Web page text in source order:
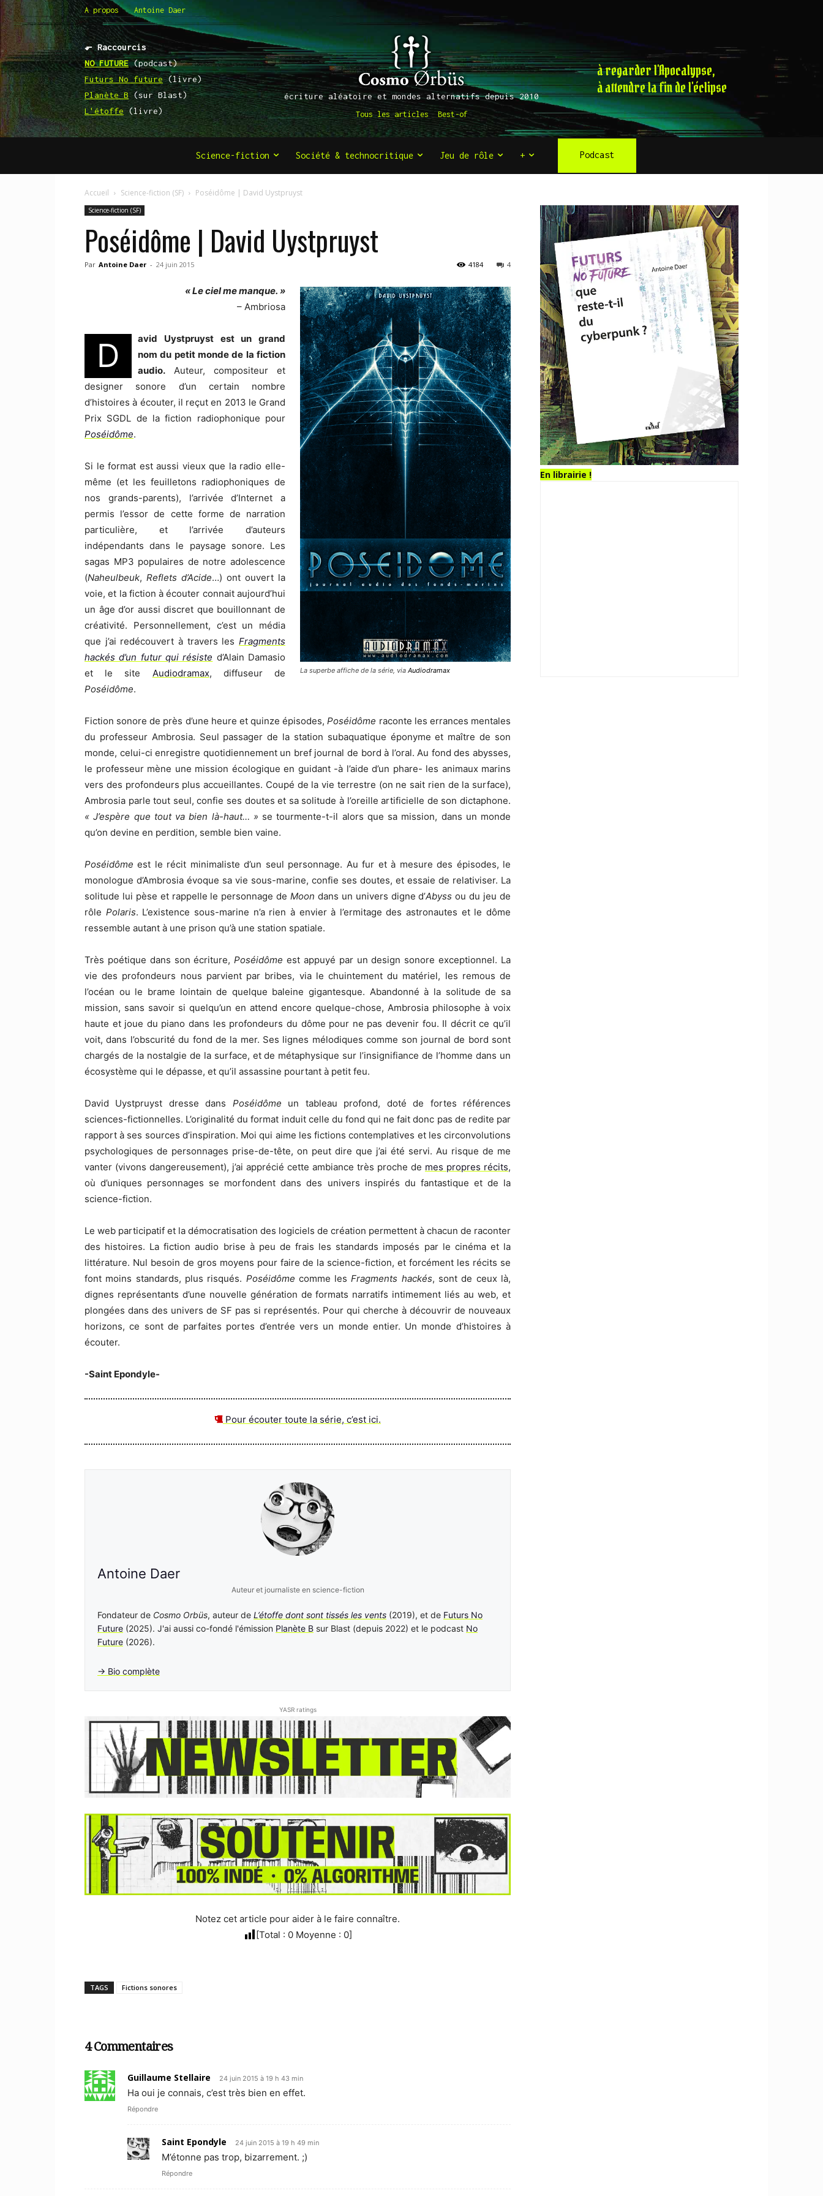
A propos Antoine Daer
⬐ Raccourcis
NO FUTURE(podcast)
Futurs No future(livre)
Planète B(sur Blast)
L'étoffe(livre)
écriture aléatoire et mondes alternatifs depuis 2010
Tous les articles Best-of
à regarder l'Apocalypse,
à attendre la fin de l'éclipse
Science-fiction Société & technocritique Jeu de rôle + Podcast
Accueil Science-fiction (SF) Poséidôme | David Uystpruyst
Science-fiction (SF)
Poséidôme | David Uystpruyst
Par Antoine Daer - 24 juin 2015 4
4184
La superbe affiche de la série, via Audiodramax
« Le ciel me manque. »
– Ambriosa
D
avid Uystpruyst est un grand
nom du petit monde de la fiction
audio. Auteur, compositeur et
designer sonore d’un certain nombre
d’histoires à écouter, il reçut en 2013 le Grand
Prix SGDL de la fiction radiophonique pour
Poséidôme.
Si le format est aussi vieux que la radio elle-
même (et les feuilletons radiophoniques de
nos grands-parents), l’arrivée d’Internet a
permis l’essor de cette forme de narration
particulière, et l’arrivée d’auteurs
indépendants dans le paysage sonore. Les
sagas MP3 populaires de notre adolescence
(Naheulbeuk, Reflets d’Acide…) ont ouvert la
voie, et la fiction à écouter connait aujourd’hui
un âge d’or aussi discret que bouillonnant de
créativité. Personnellement, c’est un média
que j’ai redécouvert à travers les Fragments
hackés d’un futur qui résiste d’Alain Damasio
et le site Audiodramax, diffuseur de
Poséidôme.
Fiction sonore de près d’une heure et quinze épisodes,Poséidôme raconte les errances mentales
du professeur Ambrosia. Seul passager de la station subaquatique éponyme et maître de son
monde, celui-ci enregistre quotidiennement un bref journal de bord à l’oral. Au fond des abysses,
le professeur mène une mission écologique en guidant -à l’aide d’un phare- les animaux marins
vers des profondeurs plus accueillantes. Coupé de la vie terrestre (on ne sait rien de la surface),
Ambrosia parle tout seul, confie ses doutes et sa solitude à l’oreille artificielle de son dictaphone.
« J’espère que tout va bien là-haut… » se tourmente-t-il alors que sa mission, dans un monde
qu’on devine en perdition, semble bien vaine.
Poséidôme est le récit minimaliste d’un seul personnage. Au fur et à mesure des épisodes, le
monologue d’Ambrosia évoque sa vie sous-marine, confie ses doutes, et essaie de relativiser. La
solitude lui pèse et rappelle le personnage deMoon dans un univers digne d’Abyss ou du jeu de
rôle Polaris. L’existence sous-marine n’a rien à envier à l’ermitage des astronautes et le dôme
ressemble autant à une prison qu’à une station spatiale.
Très poétique dans son écriture, Poséidôme est appuyé par un design sonore exceptionnel. La
vie des profondeurs nous parvient par bribes, via le chuintement du matériel, les remous de
l’océan ou le brame lointain de quelque baleine gigantesque. Abandonné à la solitude de sa
mission, sans savoir si quelqu’un en attend encore quelque-chose, Ambrosia philosophe à voix
haute et joue du piano dans les profondeurs du dôme pour ne pas devenir fou. Il décrit ce qu’il
voit, dans l’obscurité du fond de la mer. Ses lignes mélodiques comme son journal de bord sont
chargés de la nostalgie de la surface, et de métaphysique sur l’insignifiance de l’homme dans un
écosystème qui le dépasse, et qu’il assassine pourtant à petit feu.
David Uystpruyst dresse dans Poséidôme un tableau profond, doté de fortes références
sciences-fictionnelles. L’originalité du format induit celle du fond qui ne fait donc pas de redite par
rapport à ses sources d’inspiration. Moi qui aime les fictions contemplatives et les circonvolutions
psychologiques de personnages prise-de-tête, on peut dire que j’ai été servi. Au risque de me
vanter (vivons dangereusement), j’ai apprécié cette ambiance très proche de mes propres récits,
où d’uniques personnages se morfondent dans des univers inspirés du fantastique et de la
science-fiction.
Le web participatif et la démocratisation des logiciels de création permettent à chacun de raconter
des histoires. La fiction audio brise à peu de frais les standards imposés par le cinéma et la
littérature. Nul besoin de gros moyens pour faire de la science-fiction, et forcément les récits se
font moins standards, plus risqués. Poséidôme comme lesFragments hackés, sont de ceux là,
dignes représentants d’une nouvelle génération de formats narratifs intimement liés au web, et
plongées dans des univers de SF pas si représentés. Pour qui cherche à découvrir de nouveaux
horizons, ce sont de parfaites portes d’entrée vers un monde entier. Un monde d’histoires à
écouter.
-Saint Epondyle-
Pour écouter toute la série, c’est ici.
Antoine Daer
Auteur et journaliste en science-fiction
Fondateur de Cosmo Orbüs, auteur de L’étoffe dont sont tissés les vents (2019), et de Futurs No
Future (2025). J'ai aussi co-fondé l'émission Planète B sur Blast (depuis 2022) et le podcast No
Future (2026).
→ Bio complète
YASR ratings
Notez cet article pour aider à le faire connaître.
[Total : 0Moyenne : 0]
TAGS Fictions sonores
4 Commentaires
Guillaume Stellaire 24 juin 2015 à 19 h 43 min
Ha oui je connais, c’est très bien en effet.
Répondre
Saint Epondyle 24 juin 2015 à 19 h 49 min
M’étonne pas trop, bizarrement. ;)
Répondre
En librairie !